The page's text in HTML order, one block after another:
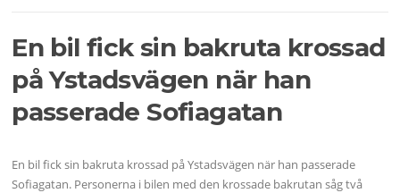
En bil fick sin bakruta krossad
på Ystadsvägen när han
passerade Sofiagatan
En bil fick sin bakruta krossad på Ystadsvägen när han passerade
Sofiagatan. Personerna i bilen med den krossade bakrutan såg två